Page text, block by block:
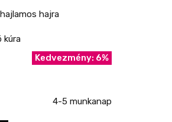
hajra
kúra
Kedvezmény: 6%
4-5 munkanap